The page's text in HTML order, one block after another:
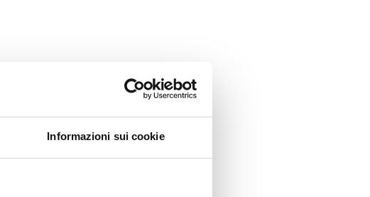
Informazioni sui cookie